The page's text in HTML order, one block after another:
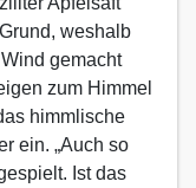
weshalb
gemacht
zum Himmel
himmlische
ein. „Auch so
Ist das